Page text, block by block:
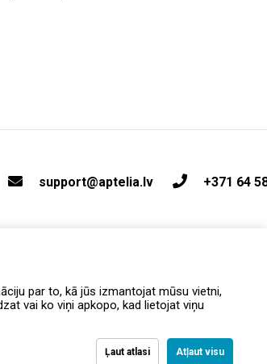
par to, kā jūs izmantojat mūsu vietni,
vai ko viņi apkopo, kad lietojat viņu
Ļaut atlasi Atļaut visu
support@aptelia.lv +371 64